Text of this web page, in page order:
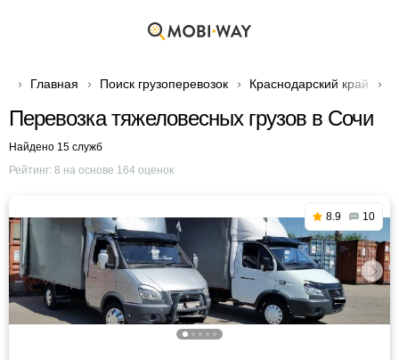
Главная Поиск грузоперевозок Краснодарский край
Перевозка тяжеловесных грузов в Сочи
Найдено 15 служб
Рейтинг: 8 на основе 164 оценок
8.9 10